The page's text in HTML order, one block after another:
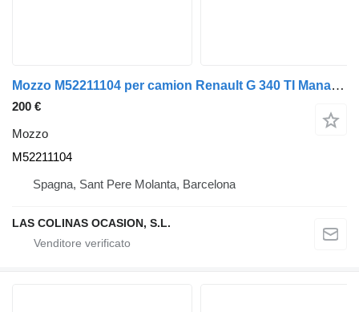
Mozzo M52211104 per camion Renault G 340 TI Manager /Maxter E1/E2
200 €
Mozzo
M52211104
Spagna, Sant Pere Molanta, Barcelona
LAS COLINAS OCASION, S.L.